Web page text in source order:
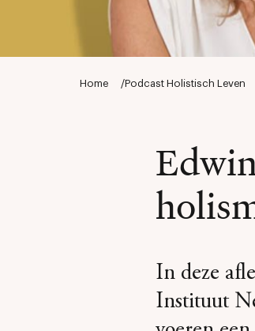
Home /Podcast Holistisch Leven
In deze
Instituut